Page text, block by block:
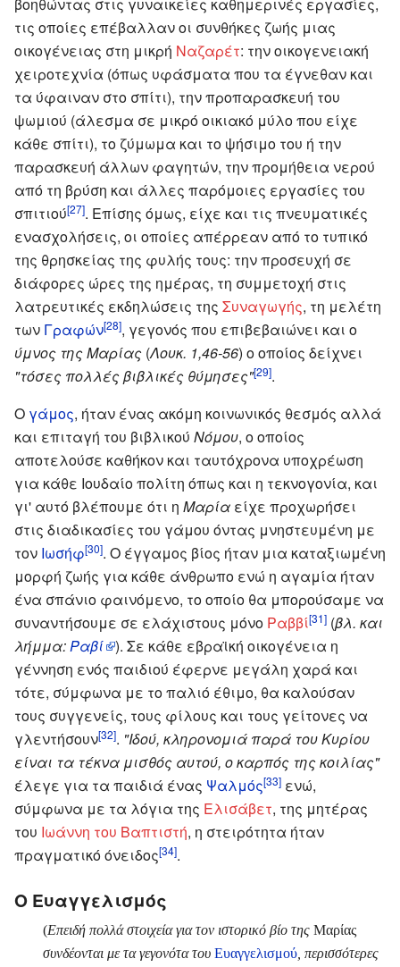
τις οποίες επέβαλλαν οι συνθήκες ζωής μιας
οικογένειας στη μικρή Ναζαρέτ: την οικογενειακή
χειροτεχνία (όπως υφάσματα που τα έγνεθαν και
τα ύφαιναν στο σπίτι), την προπαρασκευή του
ψωμιού (άλεσμα σε μικρό οικιακό μύλο που είχε
κάθε σπίτι), το ζύμωμα και το ψήσιμο του ή την
παρασκευή άλλων φαγητών, την προμήθεια νερού
από τη βρύση και άλλες παρόμοιες εργασίες του
σπιτιού[27]. Επίσης όμως, είχε και τις πνευματικές
ενασχολήσεις, οι οποίες απέρρεαν από το τυπικό
της θρησκείας της φυλής τους: την προσευχή σε
διάφορες ώρες της ημέρας, τη συμμετοχή στις
λατρευτικές εκδηλώσεις της Συναγωγής, τη μελέτη
των Γραφών[28], γεγονός που επιβεβαιώνει και ο
ύμνος της Μαρίας (Λουκ. 1,46-56) ο οποίος δείχνει
"τόσες πολλές βιβλικές θύμησες"[29].
Ο γάμος, ήταν ένας ακόμη κοινωνικός θεσμός αλλά
και επιταγή του βιβλικού Νόμου, ο οποίος
αποτελούσε καθήκον και ταυτόχρονα υποχρέωση
για κάθε Ιουδαίο πολίτη όπως και η τεκνογονία, και
γι' αυτό βλέπουμε ότι η Μαρία είχε προχωρήσει
στις διαδικασίες του γάμου όντας μνηστευμένη με
τον Ιωσήφ[30]. Ο έγγαμος βίος ήταν μια καταξιωμένη
μορφή ζωής για κάθε άνθρωπο ενώ η αγαμία ήταν
ένα σπάνιο φαινόμενο, το οποίο θα μπορούσαμε να
συναντήσουμε σε ελάχιστους μόνο Ραββί[31] (βλ. και
λήμμα: Ραβί ). Σε κάθε εβραϊκή οικογένεια η
γέννηση ενός παιδιού έφερνε μεγάλη χαρά και
τότε, σύμφωνα με το παλιό έθιμο, θα καλούσαν
τους συγγενείς, τους φίλους και τους γείτονες να
γλεντήσουν[32]. "Ιδού, κληρονομιά παρά του Κυρίου
είναι τα τέκνα μισθός αυτού, ο καρπός της κοιλίας"
έλεγε για τα παιδιά ένας Ψαλμός[33] ενώ,
σύμφωνα με τα λόγια της Ελισάβετ, της μητέρας
του Ιωάννη του Βαπτιστή, η στειρότητα ήταν
πραγματικό όνειδος[34].
Ο Ευαγγελισμός
(Επειδή πολλά στοιχεία για τον ιστορικό βίο της Μαρίας
συνδέονται με τα γεγονότα του Ευαγγελισμού , περισσότερες